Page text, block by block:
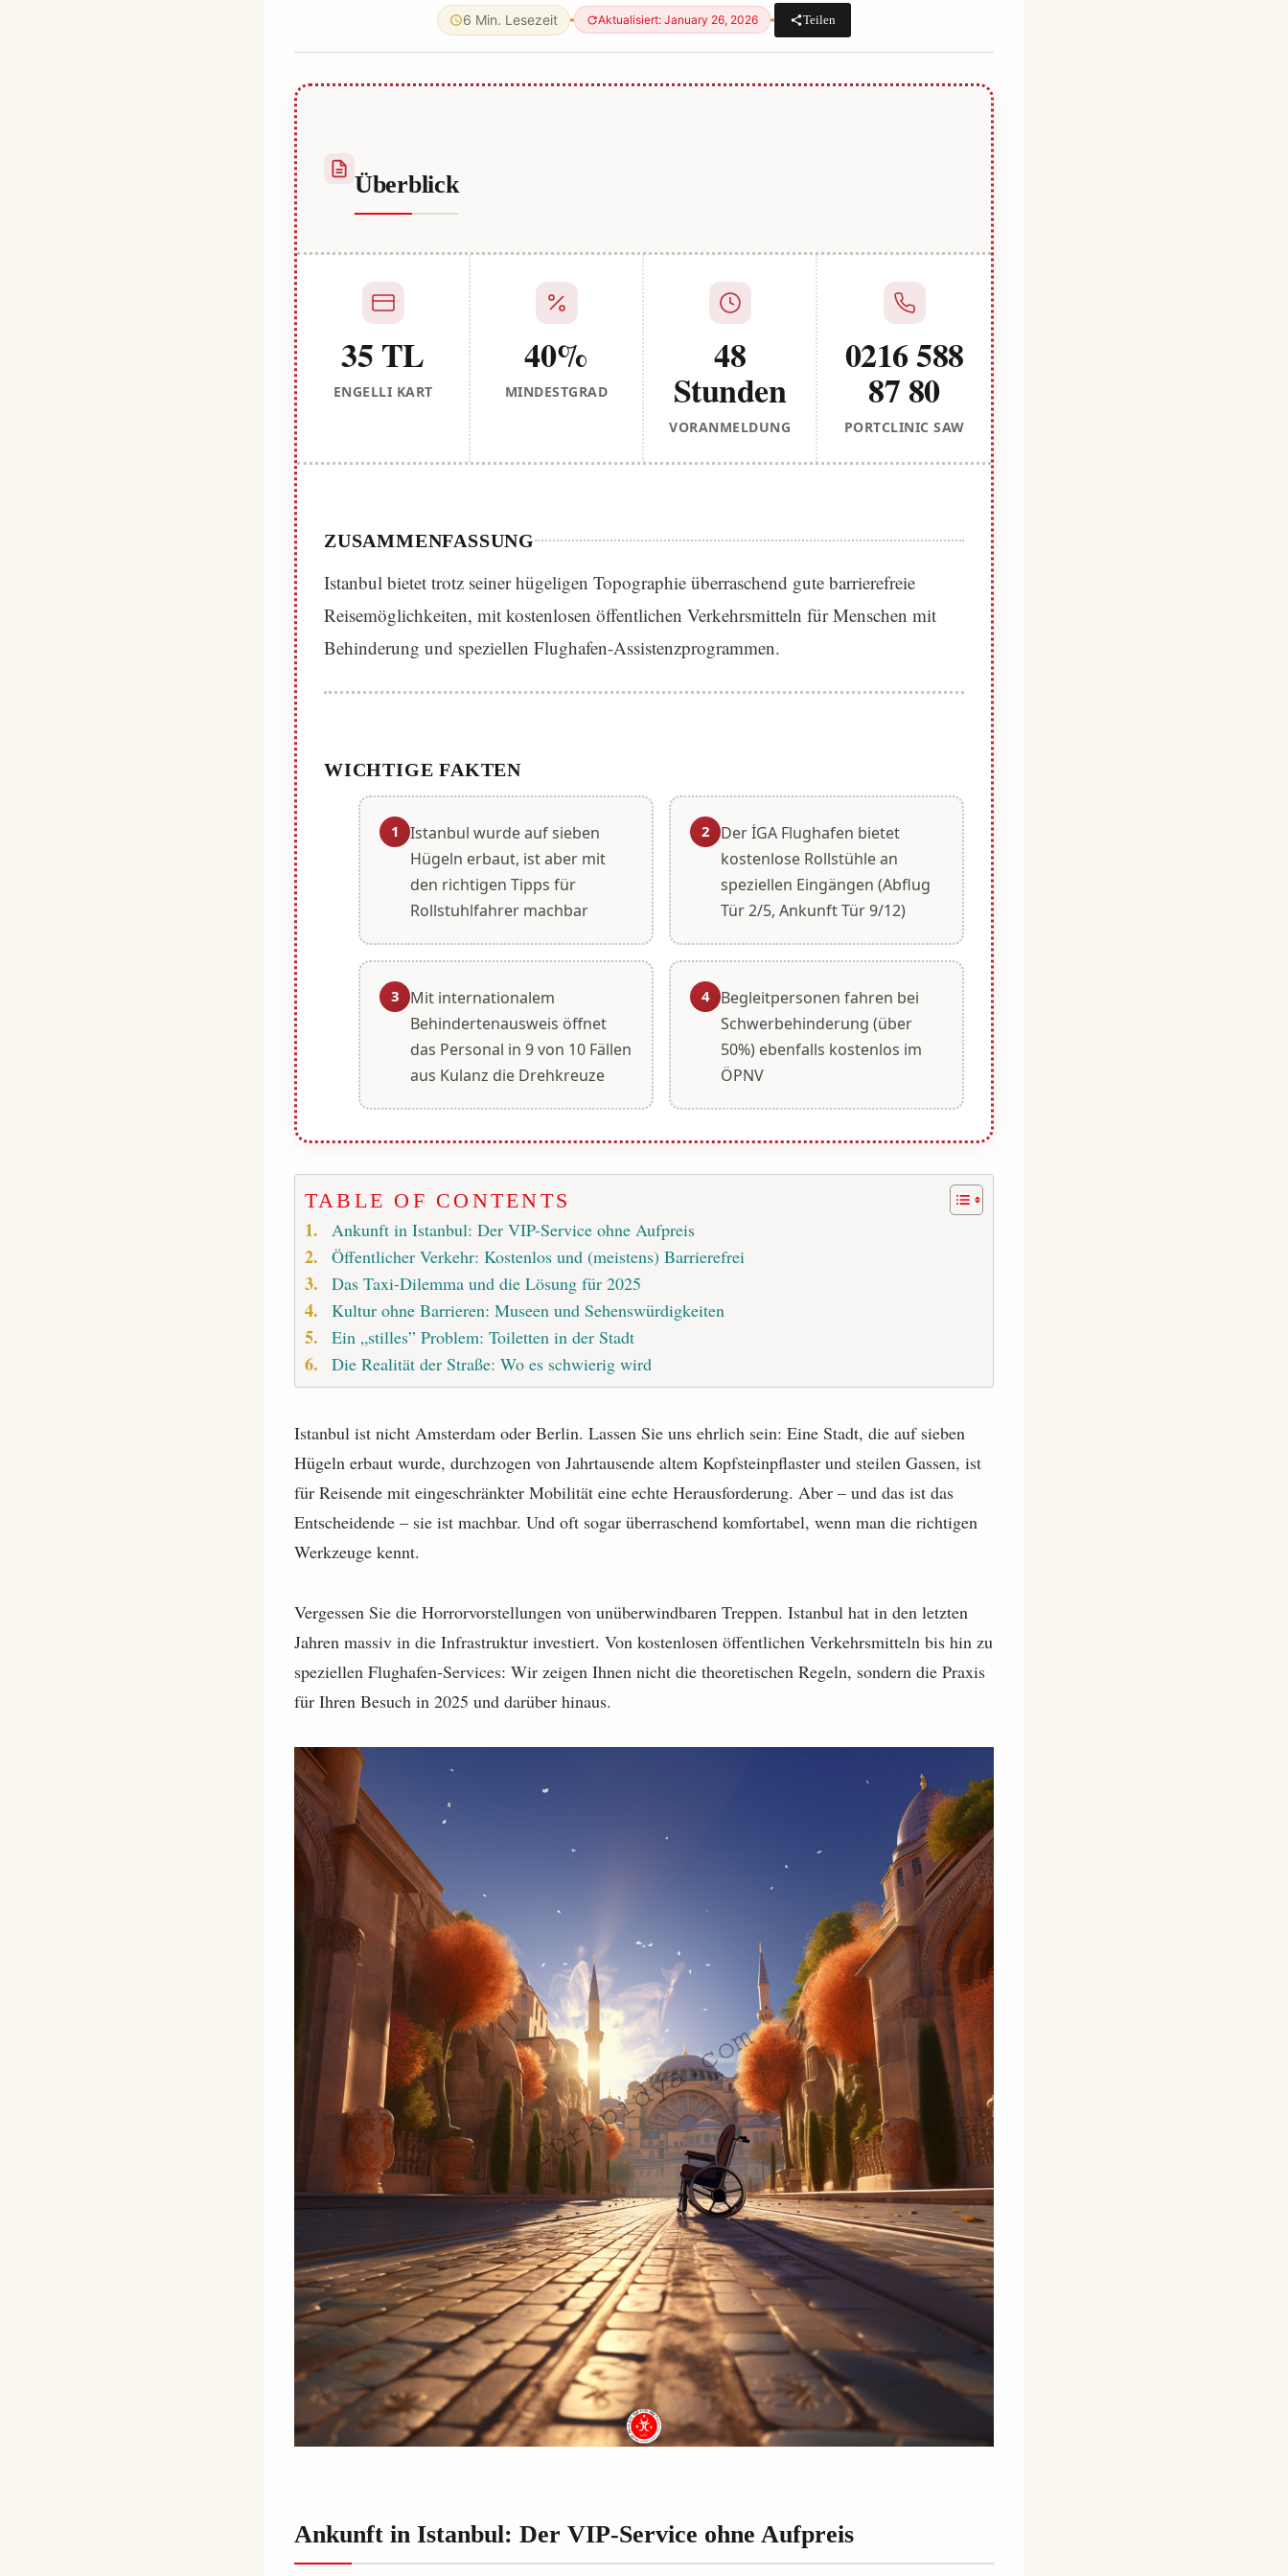
6 Min. Lesezeit Aktualisiert: January 26, 2026 Teilen
Überblick
35 TL
ENGELLI KART
40%
MINDESTGRAD
48
Stunden
VORANMELDUNG
0216 588
87 80
PORTCLINIC SAW
ZUSAMMENFASSUNG
Istanbul bietet trotz seiner hügeligen Topographie überraschend gute barrierefreie
Reisemöglichkeiten, mit kostenlosen öffentlichen Verkehrsmitteln für Menschen mit
Behinderung und speziellen Flughafen-Assistenzprogrammen.
WICHTIGE FAKTEN
1
Istanbul wurde auf sieben
Hügeln erbaut, ist aber mit
den richtigen Tipps für
Rollstuhlfahrer machbar
2
Der İGA Flughafen bietet
kostenlose Rollstühle an
speziellen Eingängen (Abflug
Tür 2/5, Ankunft Tür 9/12)
3
Mit internationalem
Behindertenausweis öffnet
das Personal in 9 von 10 Fällen
aus Kulanz die Drehkreuze
4
Begleitpersonen fahren bei
Schwerbehinderung (über
50%) ebenfalls kostenlos im
ÖPNV
TABLE OF CONTENTS
Ankunft in Istanbul: Der VIP-Service ohne Aufpreis
Öffentlicher Verkehr: Kostenlos und (meistens) Barrierefrei
Das Taxi-Dilemma und die Lösung für 2025
Kultur ohne Barrieren: Museen und Sehenswürdigkeiten
Ein „stilles” Problem: Toiletten in der Stadt
Die Realität der Straße: Wo es schwierig wird
Istanbul ist nicht Amsterdam oder Berlin. Lassen Sie uns ehrlich sein: Eine Stadt, die auf sieben
Hügeln erbaut wurde, durchzogen von Jahrtausende altem Kopfsteinpflaster und steilen Gassen, ist
für Reisende mit eingeschränkter Mobilität eine echte Herausforderung. Aber – und das ist das
Entscheidende – sie ist machbar. Und oft sogar überraschend komfortabel, wenn man die richtigen
Werkzeuge kennt.
Vergessen Sie die Horrorvorstellungen von unüberwindbaren Treppen. Istanbul hat in den letzten
Jahren massiv in die Infrastruktur investiert. Von kostenlosen öffentlichen Verkehrsmitteln bis hin zu
speziellen Flughafen-Services: Wir zeigen Ihnen nicht die theoretischen Regeln, sondern die Praxis
für Ihren Besuch in 2025 und darüber hinaus.
Ankunft in Istanbul: Der VIP-Service ohne Aufpreis